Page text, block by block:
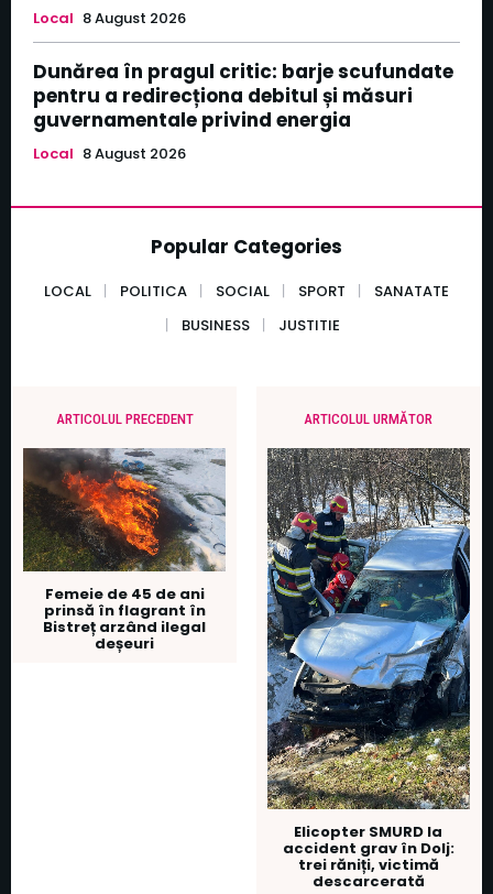
Local 8 August 2026
Dunărea în pragul critic: barje scufundate
pentru a redirecționa debitul și măsuri
guvernamentale privind energia
Local 8 August 2026
Popular Categories
LOCAL POLITICA SOCIAL SPORT
SANATATE
BUSINESS
JUSTITIE
ARTICOLUL PRECEDENT
Femeie de 45 de ani
prinsă în flagrant în
Bistreț arzând ilegal
deșeuri
ARTICOLUL URMĂTOR
Elicopter SMURD la
accident grav în Dolj:
trei răniți, victimă
descarcerată